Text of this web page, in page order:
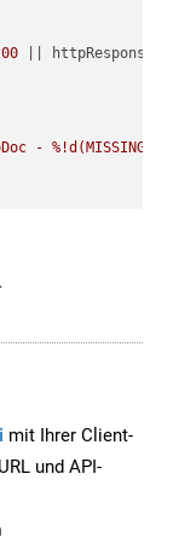
||
- %!d(MISSING)\n"
mit Ihrer Client-
und API-